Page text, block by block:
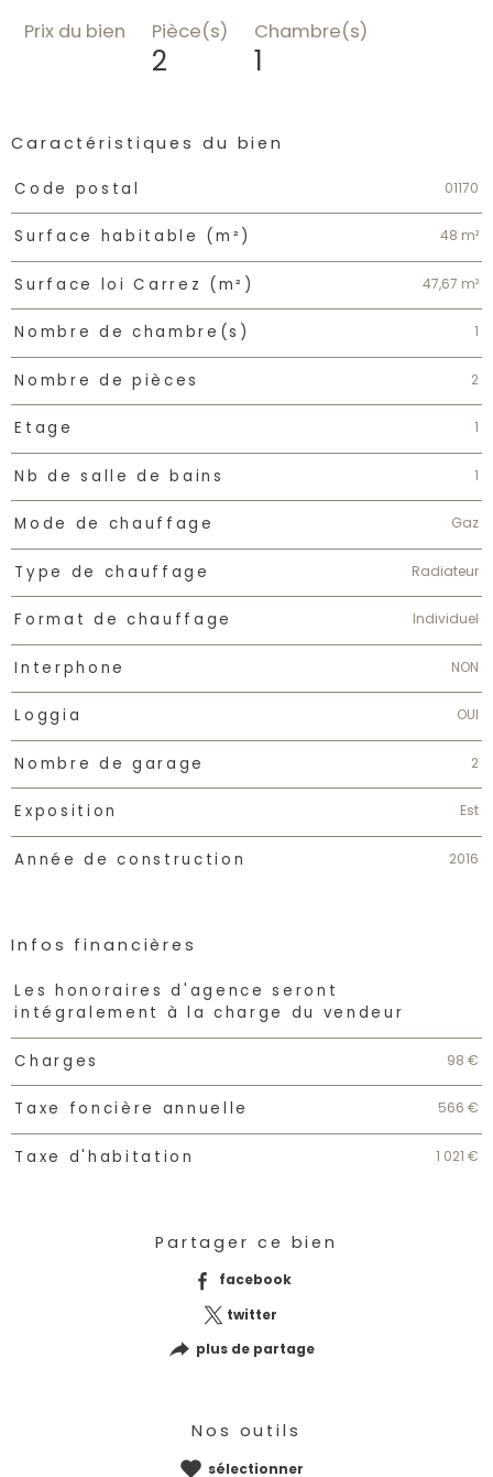
Prix du bien Pièce(s)
2
Chambre(s)
1
Caractéristiques du bien
Caractéristiques Valeurs
Code postal 01170
Surface habitable (m²) 48 m²
Surface loi Carrez (m²) 47,67 m²
Nombre de chambre(s) 1
Nombre de pièces 2
Etage 1
Nb de salle de bains 1
Mode de chauffage Gaz
Type de chauffage Radiateur
Format de chauffage Individuel
Interphone NON
Loggia OUI
Nombre de garage 2
Exposition Est
Année de construction 2016
Infos financières
Caractéristiques Valeurs
Les honoraires d'agence seront
intégralement à la charge du vendeur
Charges 98 €
Taxe foncière annuelle 566 €
Taxe d'habitation 1 021 €
Partager ce bien
facebook
twitter
plus de partage
Nos outils
sélectionner